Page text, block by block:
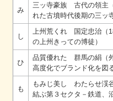
み
三ッ寺豪族 古代の領主
れた古墳時代後期の三ッ
し
上州荒くれ 国定忠治（
の上州きっての博徒）
ひ
品質優れた 群馬の絹（
高度化でブランド化を図
も
もみじ美し わたらせ渓
結ぶ第３セクタ－鉄道、